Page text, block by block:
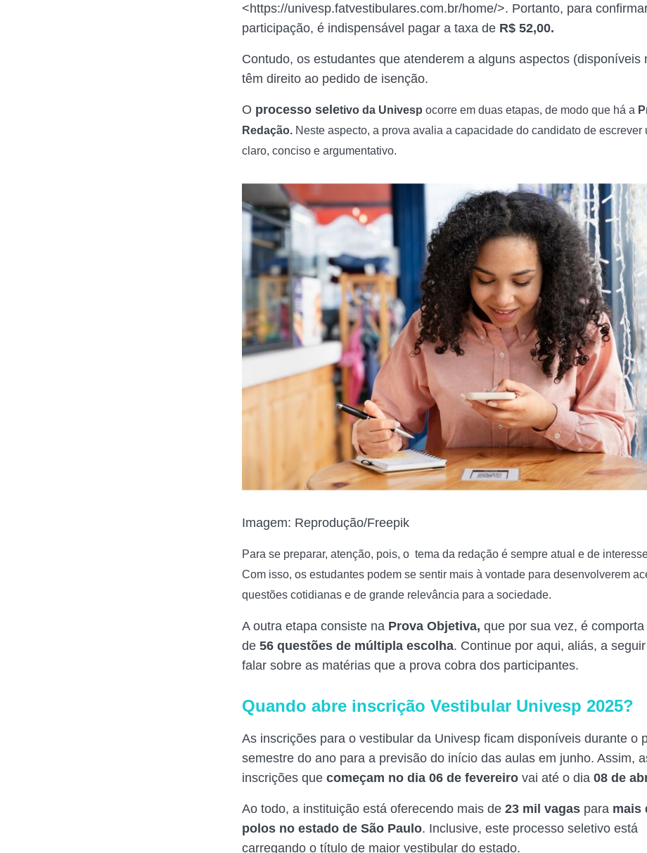
<https://univesp.fatvestibulares.com.br/home/>. Portanto, para
participação, é indispensável pagar a taxa de R$ 52,00.
Contudo, os estudantes que atenderem a alguns aspectos (disponíveis
têm direito ao pedido de isenção.
O processo seletivo da Univesp ocorre em duas etapas, de modo que há a
Redação. Neste aspecto, a prova avalia a capacidade do candidato de escrever
claro, conciso e argumentativo.
Imagem: Reprodução/Freepik
Para se preparar, atenção, pois, o tema da redação é sempre atual e de
Com isso, os estudantes podem se sentir mais à vontade para desenvolverem
questões cotidianas e de grande relevância para a sociedade.
A outra etapa consiste na Prova Objetiva, que por sua vez, é
de 56 questões de múltipla escolha. Continue por aqui, aliás, a
falar sobre as matérias que a prova cobra dos participantes.
Quando abre inscrição Vestibular Univesp 2025?
As inscrições para o vestibular da Univesp ficam disponíveis durante o
semestre do ano para a previsão do início das aulas em junho. Assim,
inscrições que começam no dia 06 de fevereiro vai até o dia 08 de
Ao todo, a instituição está oferecendo mais de 23 mil vagas para mais
polos no estado de São Paulo. Inclusive, este processo seletivo está
carregando o título de maior vestibular do estado.